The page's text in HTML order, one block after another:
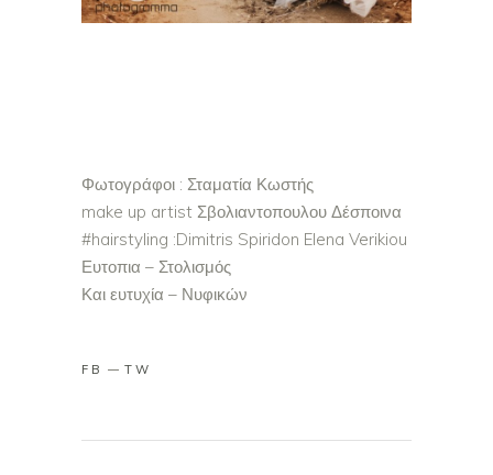
Φωτογράφοι : Σταματία Κωστής
make up artist Σβολιαντοπουλου Δέσποινα
#hairstyling :Dimitris Spiridon Elena Verikiou
Ευτοπια – Στολισμός
Και ευτυχία – Νυφικών
FB TW